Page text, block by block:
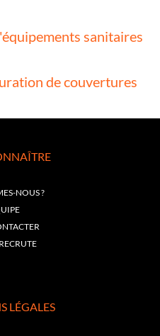
sanitaires
de couvertures
NOUS ?
LÉGALES